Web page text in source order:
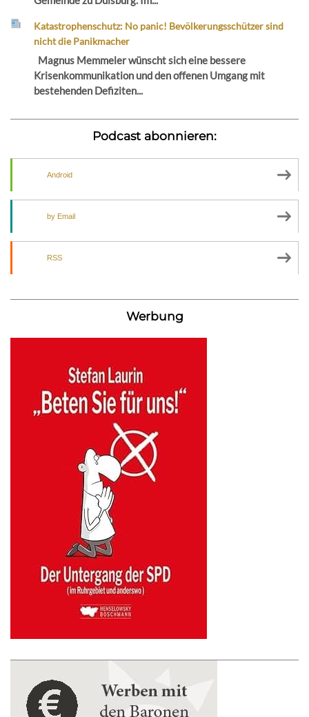
Katastrophenschutz: No panic! Bevölkerungsschützer sind
nicht die Panikmacher
Magnus Memmeler wünscht sich eine bessere
Krisenkommunikation und den offenen Umgang mit
bestehenden Defiziten...
Podcast abonnieren:
Android
by Email
RSS
Werbung